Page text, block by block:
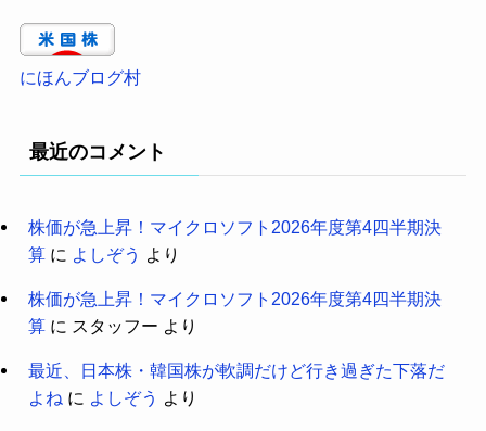
にほんブログ村
最近のコメント
株価が急上昇！マイクロソフト2026年度第4四半期決
算に よしぞう より
株価が急上昇！マイクロソフト2026年度第4四半期決
算に スタッフー より
最近、日本株・韓国株が軟調だけど行き過ぎた下落だ
よね に よしぞう より